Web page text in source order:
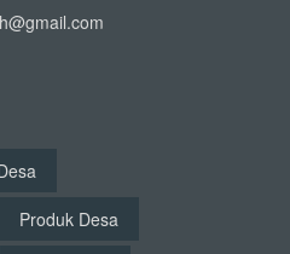
Produk Desa